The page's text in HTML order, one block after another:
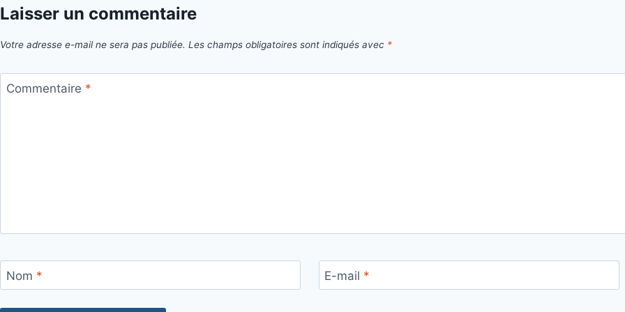
Laisser un commentaire
Votre adresse e-mail ne sera pas publiée. Les champs obligatoires sont indiqués avec *
Commentaire *
Nom * E-mail *